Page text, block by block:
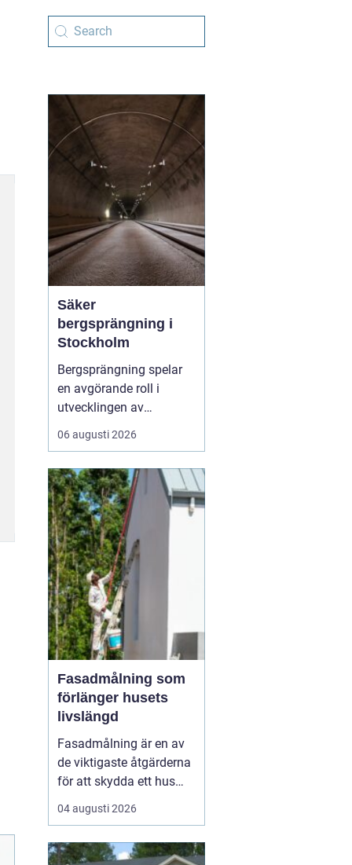
Säker
bergsprängning i
Stockholm
Bergsprängning spelar
en avgörande roll i
utvecklingen av
moderna städer och
infrastruktur, särskilt i en
Stockholm. Genom en
kombination av teknisk
skicklighet och precision
skapas utrymme för nya
byggnad...
06 augusti 2026
Fasadmålning som
förlänger husets
livslängd
Fasadmålning är en av
de viktigaste åtgärderna
för att skydda ett hus
mot väder, vind och
slitage över tid. Genom
noggrant, välja rätt
04 augusti 2026